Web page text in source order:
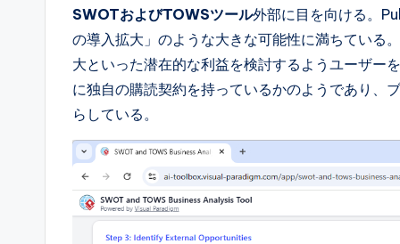
SWOTおよびTOWSツール外部に目を向ける。
の導入拡大」のような大きな可能性に満ちている
大といった潜在的な利益を検討するようユーザー
に独自の購読契約を持っているかのようであり、
らしている。